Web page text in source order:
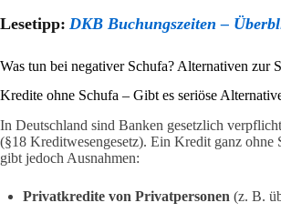
Lesetipp: DKB Buchungszeiten –
Was tun bei negativer Schufa? Alternativen zur
Kredite ohne Schufa – Gibt es seriöse
In Deutschland sind Banken gesetzlich
(§18 Kreditwesengesetz). Ein Kredit ganz
gibt jedoch Ausnahmen:
Privatkredite von Privatpersonen (z. B.